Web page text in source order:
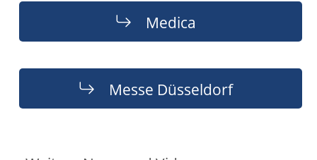
Medica
Messe Düsseldorf